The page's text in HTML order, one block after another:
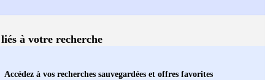
liés à votre recherche
Accédez à vos recherches sauvegardées et offres favorites